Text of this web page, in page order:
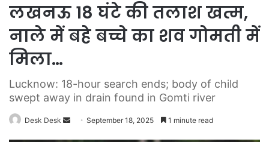
लखनऊ 18 घंटे की तलाश खत्म,
नाले में बहे बच्चे का शव गोमती में
मिला…
Lucknow: 18-hour search ends; body of child
swept away in drain found in Gomti river
Desk Desk
SendSeptember 18, 2025 1 minute read